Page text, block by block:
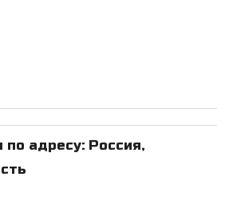
по адресу: Россия,